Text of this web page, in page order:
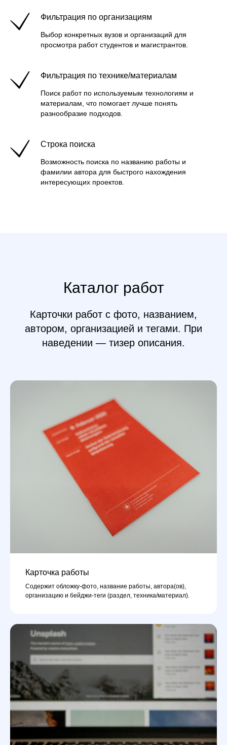
Фильтрация по организациям
Выбор конкретных вузов и организаций для
просмотра работ студентов и магистрантов.
Фильтрация по технике/материалам
Поиск работ по используемым технологиям и
материалам, что помогает лучше понять
разнообразие подходов.
Строка поиска
Возможность поиска по названию работы и
фамилии автора для быстрого нахождения
интересующих проектов.
Каталог работ
Карточки работ с фото, названием,
автором, организацией и тегами. При
наведении — тизер описания.
Карточка работы
Содержит обложку-фото, название работы, автора(ов),
организацию и бейджи-теги (раздел, техника/материал).